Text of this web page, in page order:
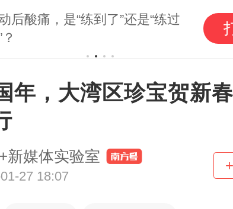
后酸痛，是“练到了”还是“练过
年，大湾区珍宝贺新
新媒体实验室
27 18:07